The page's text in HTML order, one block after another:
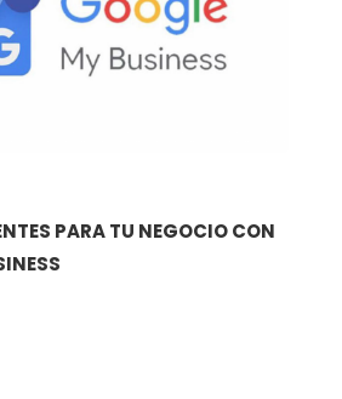
PARA TU NEGOCIO CON